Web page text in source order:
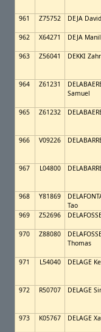
961 Z75752 DEJA David
962 X64271 DEJA Manil
963 Z56041 DEKKI
964 Z61231
Samuel
965 Z61232
966 V09226
967 L04800
968 Y81869
Tao
969 Z52696
970 Z88080
Thomas
971 L54040 DELAGE
972 R50707 DELAGE
973 K05767 DELAGE